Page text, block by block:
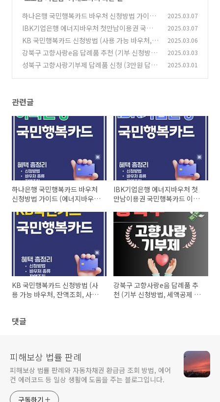
하나은행 국민행복카드 바우처 신청방법 가이드
(에너지바우처, 아이돌봄, 첫만남이용권)
(0)
2025.03.07
IBK기업은행 에너지바우처 첫만남이용권 국민
행복카드 이용방법 총정리
(0)
2025.03.07
KB 국민행복카드 신청방법 (사용 가능 바우처,
잔액조회, 사용처, 연회비, 재발급)
(0)
2025.03.06
강북구 고향사랑e음 답례품 추천 (기부 신청방
법, 세액공제 10만원 혜택) (0)
2025.03.03
성북구 고향사랑기부제 답례품 신청 (3만원 답례
2025.03.01
관련글
하나은행 국민행복카드 바우처
신청방법 가이드 (에너지바우
IBK기업은행 에너지바우처 첫
만남이용권 국민행복카드 이용
KB 국민행복카드 신청방법 (사
용 가능 바우처, 잔액조회, 사용
강북구 고향사랑e음 답례품 추
천 (기부 신청방법, 세액공제 10
댓글
피해보상 법률 판례
피해보상 법률 판례와 자동차채권 환급금 조회 방법, 에어
컨 에러코드 등 일상 생활에 도움을 주는 블로그입니다.
구독하기